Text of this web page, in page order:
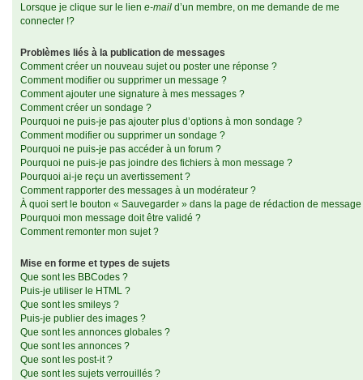
Lorsque je clique sur le lien e-mail d’un membre, on me demande de me
connecter !?
Problèmes liés à la publication de messages
Comment créer un nouveau sujet ou poster une réponse ?
Comment modifier ou supprimer un message ?
Comment ajouter une signature à mes messages ?
Comment créer un sondage ?
Pourquoi ne puis-je pas ajouter plus d’options à mon sondage ?
Comment modifier ou supprimer un sondage ?
Pourquoi ne puis-je pas accéder à un forum ?
Pourquoi ne puis-je pas joindre des fichiers à mon message ?
Pourquoi ai-je reçu un avertissement ?
Comment rapporter des messages à un modérateur ?
À quoi sert le bouton « Sauvegarder » dans la page de rédaction de message
Pourquoi mon message doit être validé ?
Comment remonter mon sujet ?
Mise en forme et types de sujets
Que sont les BBCodes ?
Puis-je utiliser le HTML ?
Que sont les smileys ?
Puis-je publier des images ?
Que sont les annonces globales ?
Que sont les annonces ?
Que sont les post-it ?
Que sont les sujets verrouillés ?